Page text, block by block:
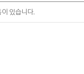
이 있습니다.